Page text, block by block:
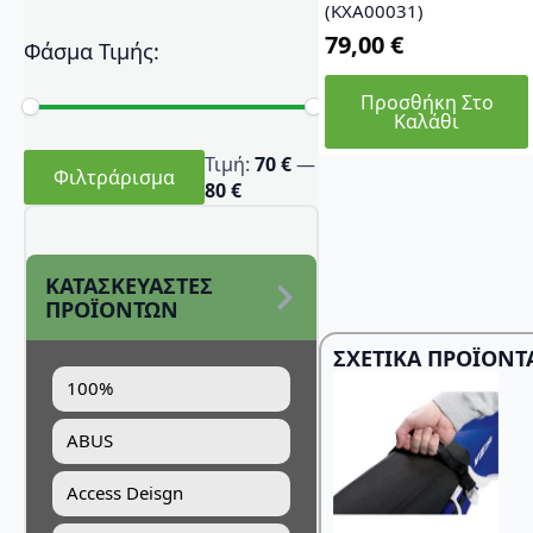
Φάσμα Τιμής:
Ελάχιστη
τιμή
Μέγιστη
τιμήΦιλτράρισμα Τιμή: 70 €—
80 €
ΚΑΤΑΣΚΕΥΑΣΤΕΣ
ΠΡΟΪΟΝΤΩΝ
100%
ABUS
Access Deisgn
(KXA00031)
79,00€
Προσθήκη Στο
Καλάθι
ΣΧΕΤΙΚΆ